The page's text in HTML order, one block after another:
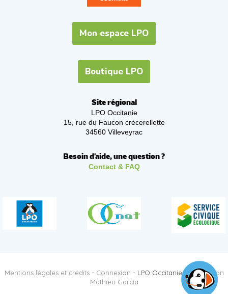
Mon espace LPO
Boutique LPO
Site régional
LPO Occitanie
15, rue du Faucon crécerellette
34560 Villeveyrac
Besoin d'aide, une question ?
Contact & FAQ
Mentions légales et crédits- Connexion - LPO Occitanie -Réalisation
Mathieu Garcia